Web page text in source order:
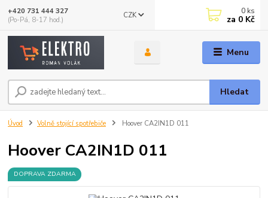
Menu
CZK
Hledat
+420 731 444 327
(Po-Pá, 8-17 hod.)
0 ks
za 0 Kč
Úvod Volně stojící spotřebiče Hoover CA2IN1D 011
Hoover CA2IN1D 011
DOPRAVA ZDARMA